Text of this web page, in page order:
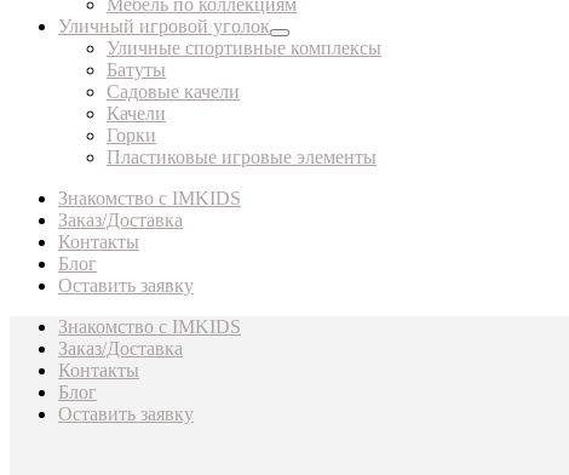
Мебель по коллекциям
Уличный игровой уголок
Уличные спортивные комплексы
Батуты
Садовые качели
Качели
Горки
Пластиковые игровые элементы
Знакомство с IMKIDS
Заказ/Доставка
Контакты
Блог
Оставить заявку
Знакомство с IMKIDS
Заказ/Доставка
Контакты
Блог
Оставить заявку